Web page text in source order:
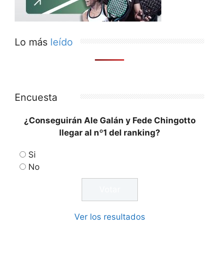
Lo más leído
Encuesta
¿Conseguirán Ale Galán y Fede Chingotto
llegar al nº1 del ranking?
Si
No
Ver los resultados